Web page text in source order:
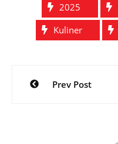
2025
Kuliner
navigation
Prev Post